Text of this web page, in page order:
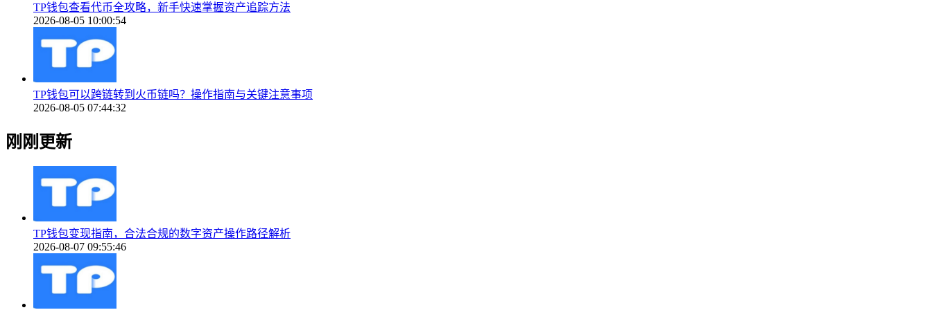
TP钱包查看代币全攻略，新手快速掌握资产追踪方法
2026-08-05 10:00:54
TP钱包可以跨链转到火币链吗？操作指南与关键注意事项
2026-08-05 07:44:32
刚刚更新
TP钱包变现指南，合法合规的数字资产操作路径解析
2026-08-07 09:55:46